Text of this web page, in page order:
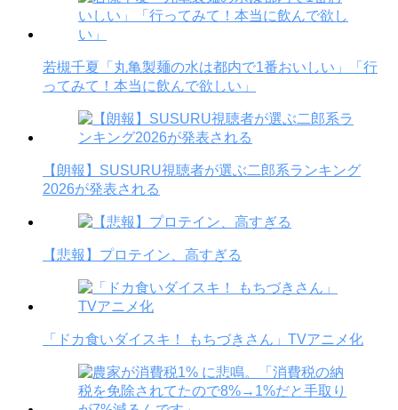
若槻千夏「丸亀製麺の水は都内で1番おいしい」「行
ってみて！本当に飲んで欲しい」
【朗報】SUSURU視聴者が選ぶ二郎系ランキング
2026が発表される
【悲報】プロテイン、高すぎる
「ドカ食いダイスキ！ もちづきさん」TVアニメ化